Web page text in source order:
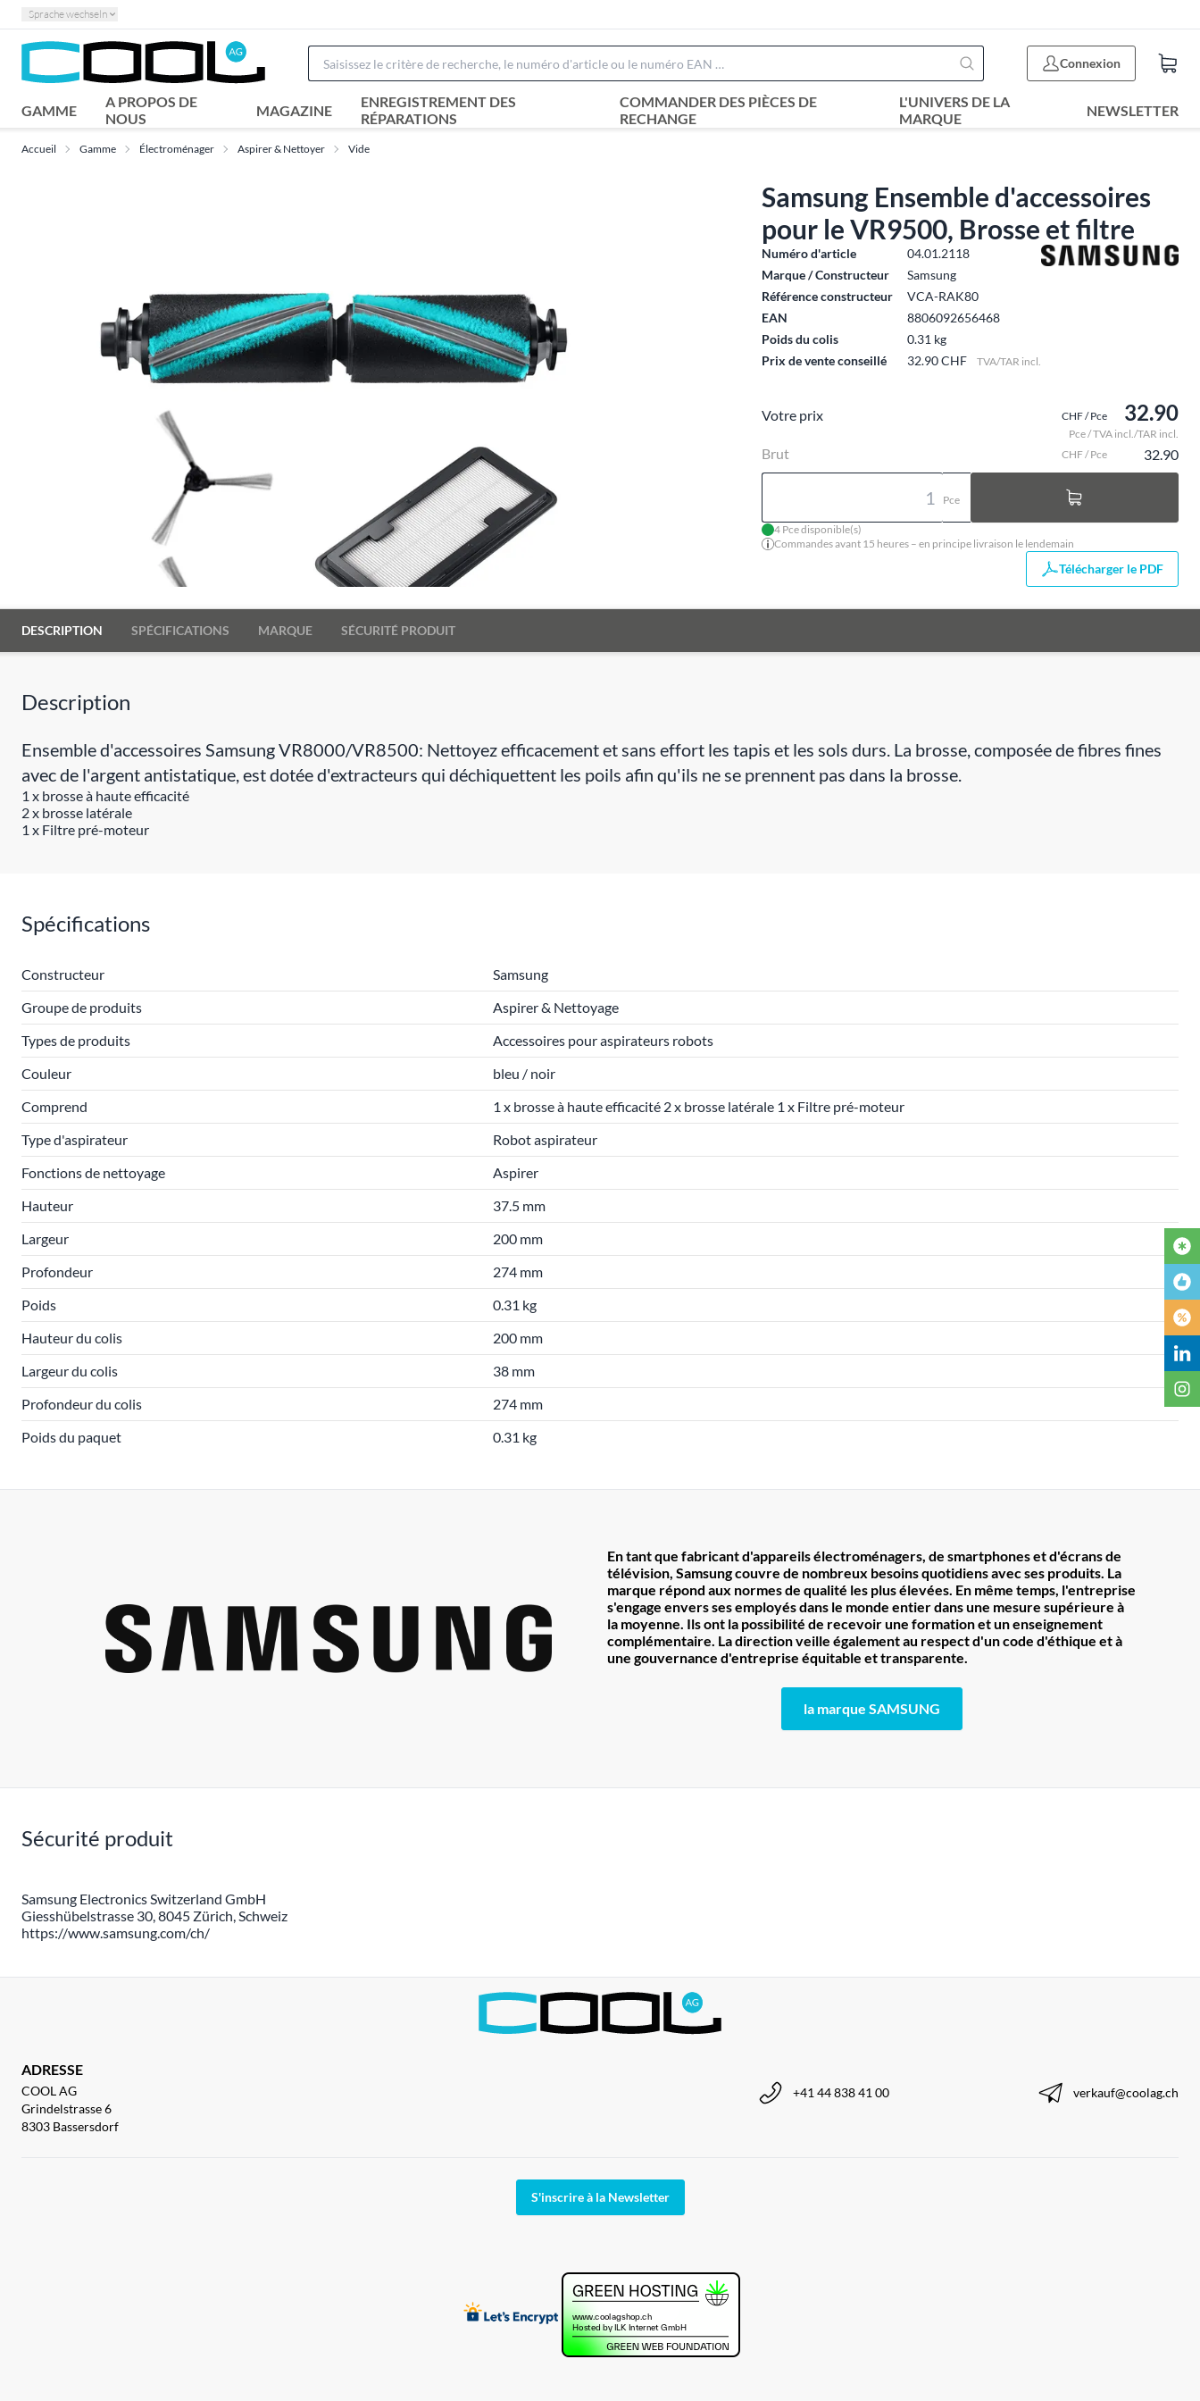
Sprache wechseln
Connexion
GAMME
A PROPOS DE
NOUS
MAGAZINE
ENREGISTREMENT DES
RÉPARATIONS
COMMANDER DES PIÈCES DE
RECHANGE
L'UNIVERS DE LA
MARQUE
NEWSLETTER
Accueil Gamme Électroménager Aspirer & Nettoyer Vide
Samsung Ensemble d'accessoires
pour le VR9500, Brosse et filtre
Numéro d'article
04.01.2118
Marque / Constructeur
Samsung
Référence constructeur
VCA-RAK80
EAN
8806092656468
Poids du colis
0.31 kg
Prix de vente conseillé
32.90 CHF TVA/TAR incl.
Votre prix CHF / Pce 32.90
Pce / TVA incl./TAR incl.
Brut CHF / Pce 32.90
Pce
4 Pce disponible(s)
Commandes avant 15 heures – en principe livraison le lendemain
Télécharger le PDF
DESCRIPTION SPÉCIFICATIONS MARQUE SÉCURITÉ PRODUIT
Description
Ensemble d'accessoires Samsung VR8000/VR8500: Nettoyez efficacement et sans effort les tapis et les sols durs. La brosse, composée de fibres fines
avec de l'argent antistatique, est dotée d'extracteurs qui déchiquettent les poils afin qu'ils ne se prennent pas dans la brosse.
1 x brosse à haute efficacité
2 x brosse latérale
1 x Filtre pré-moteur
Spécifications
Constructeur
Samsung
Groupe de produits
Aspirer & Nettoyage
Types de produits
Accessoires pour aspirateurs robots
Couleur
bleu / noir
Comprend
1 x brosse à haute efficacité 2 x brosse latérale 1 x Filtre pré-moteur
Type d'aspirateur
Robot aspirateur
Fonctions de nettoyage
Aspirer
Hauteur
37.5 mm
Largeur
200 mm
Profondeur
274 mm
Poids
0.31 kg
Hauteur du colis
200 mm
Largeur du colis
38 mm
Profondeur du colis
274 mm
Poids du paquet
0.31 kg
En tant que fabricant d'appareils électroménagers, de smartphones et d'écrans de
télévision, Samsung couvre de nombreux besoins quotidiens avec ses produits. La
marque répond aux normes de qualité les plus élevées. En même temps, l'entreprise
s'engage envers ses employés dans le monde entier dans une mesure supérieure à
la moyenne. Ils ont la possibilité de recevoir une formation et un enseignement
complémentaire. La direction veille également au respect d'un code d'éthique et à
une gouvernance d'entreprise équitable et transparente.
la marque SAMSUNG
Sécurité produit
Samsung Electronics Switzerland GmbH
Giesshübelstrasse 30, 8045 Zürich, Schweiz
https://www.samsung.com/ch/
ADRESSE
COOL AG
Grindelstrasse 6
8303 Bassersdorf
+41 44 838 41 00 verkauf@coolag.ch
S'inscrire à la Newsletter